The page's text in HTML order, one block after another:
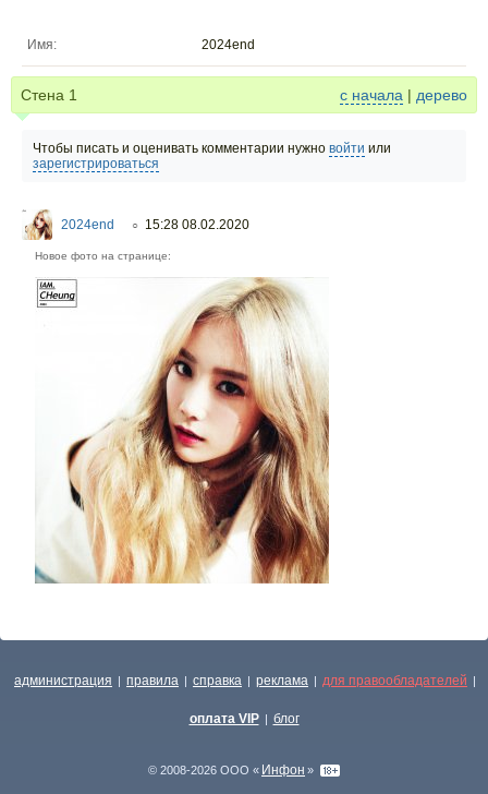
Имя: 2024end
Стена 1 с начала | дерево
Чтобы писать и оценивать комментарии нужно войти или
зарегистрироваться
2024end ○ 15:28 08.02.2020
Новое фото на странице:
администрация | правила | справка | реклама | для правообладателей |
оплата VIP | блог
© 2008-2026 ООО « Инфон »